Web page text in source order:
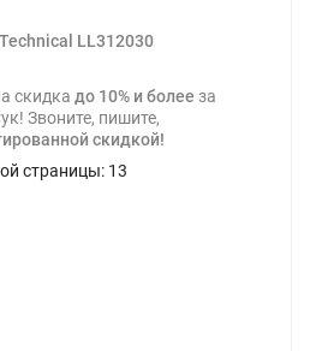
LL312030
скидка до 10% и более за
Звоните, пишите,
скидкой!
страницы: 13